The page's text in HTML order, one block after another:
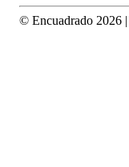
© Encuadrado 2026